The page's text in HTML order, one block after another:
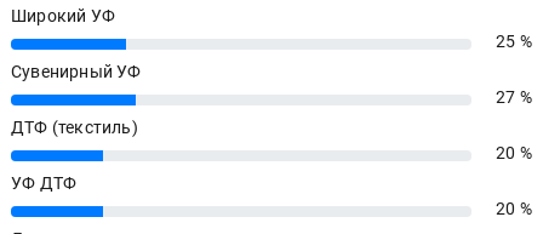
Широкий УФ
25%
25 %
Сувенирный УФ
27%
27 %
ДТФ (текстиль)
20%
20 %
УФ ДТФ
20%
20 %